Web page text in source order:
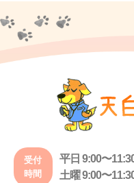
受付
時間
平日 9:00〜
土曜 9:00〜